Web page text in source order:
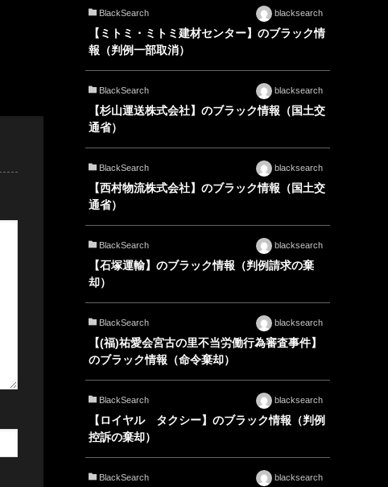
BlackSearch blacksearch
【ミトミ・ミトミ建材センター】のブラック情
報（判例一部取消）
BlackSearch blacksearch
【杉山運送株式会社】のブラック情報（国土交
通省）
BlackSearch blacksearch
【西村物流株式会社】のブラック情報（国土交
通省）
BlackSearch blacksearch
【石塚運輸】のブラック情報（判例請求の棄
却）
BlackSearch blacksearch
【(福)祐愛会宮古の里不当労働行為審査事件】
のブラック情報（命令棄却）
BlackSearch blacksearch
【ロイヤル タクシー】のブラック情報（判例
控訴の棄却）
BlackSearch blacksearch